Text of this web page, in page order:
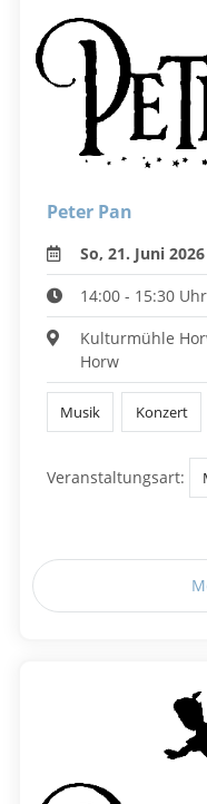
Peter Pan
So, 21. Juni 2026
14:00 - 15:30 Uhr
Kulturmühle
Horw
Musik Konzert
Veranstaltungsart: